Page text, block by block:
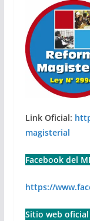
Link Oficial:
magisterial
Facebook del
https://
Sitio web oficial